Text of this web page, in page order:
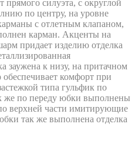
прямого силуэта, с округлой
по центру, на уровне
с отлетным клапаном,
карман. Акценты на
придает изделию отделка
заужена к низу, на притачном
комфорт при
типа гульфик по
же по переду юбки выполнены
верхней части имитирующие
так же выполнена отделка